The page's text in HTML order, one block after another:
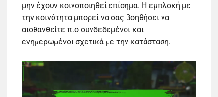
μην έχουν κοινοποιηθεί επίσημα. Η εμπλοκή με
την κοινότητα μπορεί να σας βοηθήσει να
αισθανθείτε πιο συνδεδεμένοι και
ενημερωμένοι σχετικά με την κατάσταση.